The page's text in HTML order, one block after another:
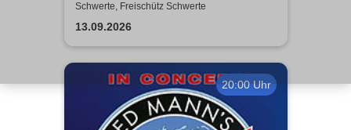
Schwerte, Freischütz Schwerte
13.09.2026
20:00 Uhr